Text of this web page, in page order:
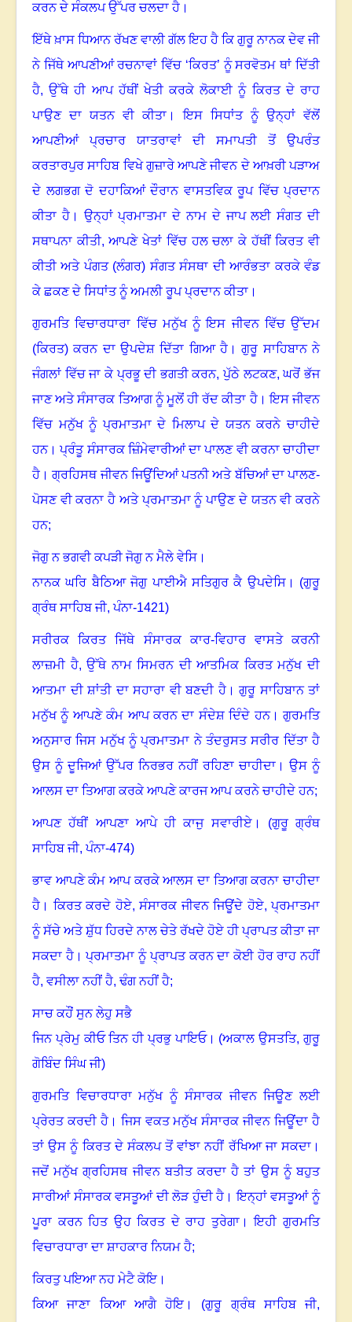
ਕਰਨ ਦੇ ਸੰਕਲਪ ਉੱਪਰ ਚਲਦਾ ਹੈ ।
ਇੱਥੇ ਖ਼ਾਸ ਧਿਆਨ ਰੱਖਣ ਵਾਲੀ ਗੱਲ ਇਹ ਹੈ ਕਿ ਗੁਰੂ ਨਾਨਕ ਦੇਵ ਜੀ
ਨੇ ਜਿੱਥੇ ਆਪਣੀਆਂ ਰਚਨਾਵਾਂ ਵਿੱਚ ‘ਕਿਰਤ’ ਨੂੰ ਸਰਵੋਤਮ ਥਾਂ ਦਿੱਤੀ
ਹੈ, ਉੱਥੇ ਹੀ ਆਪ ਹੱਥੀਂ ਖੇਤੀ ਕਰਕੇ ਲੋਕਾਈ ਨੂੰ ਕਿਰਤ ਦੇ ਰਾਹ
ਪਾਉਣ ਦਾ ਯਤਨ ਵੀ ਕੀਤਾ ।ਇਸ ਸਿਧਾਂਤ ਨੂੰ ਉਨ੍ਹਾਂ ਵੱਲੋਂ
ਆਪਣੀਆਂ ਪ੍ਰਚਾਰ ਯਾਤਰਾਵਾਂ ਦੀ ਸਮਾਪਤੀ ਤੋਂ ਉਪਰੰਤ
ਕਰਤਾਰਪੁਰ ਸਾਹਿਬ ਵਿਖੇ ਗੁਜ਼ਾਰੇ ਆਪਣੇ ਜੀਵਨ ਦੇ ਆਖ਼ਰੀ ਪੜਾਅ
ਦੇ ਲਗਭਗ ਦੋ ਦਹਾਕਿਆਂ ਦੌਰਾਨ ਵਾਸਤਵਿਕ ਰੂਪ ਵਿੱਚ ਪ੍ਰਦਾਨ
ਕੀਤਾ ਹੈ। ਉਨ੍ਹਾਂ ਪ੍ਰਮਾਤਮਾ ਦੇ ਨਾਮ ਦੇ ਜਾਪ ਲਈ ਸੰਗਤ ਦੀ
ਸਥਾਪਨਾ ਕੀਤੀ,ਆਪਣੇ ਖੇਤਾਂ ਵਿੱਚ ਹਲ ਚਲਾ ਕੇ ਹੱਥੀਂ ਕਿਰਤ ਵੀ
ਕੀਤੀ ਅਤੇ ਪੰਗਤ (ਲੰਗਰ) ਸੰਗਤ ਸੰਸਥਾ ਦੀ ਆਰੰਭਤਾ ਕਰਕੇ ਵੰਡ
ਕੇ ਛਕਣ ਦੇ ਸਿਧਾਂਤ ਨੂੰ ਅਮਲੀ ਰੂਪ ਪ੍ਰਦਾਨ ਕੀਤਾ ।
ਗੁਰਮਤਿ ਵਿਚਾਰਧਾਰਾ ਵਿੱਚ ਮਨੁੱਖ ਨੂੰ ਇਸ ਜੀਵਨ ਵਿੱਚ ਉੱਦਮ
(ਕਿਰਤ) ਕਰਨ ਦਾ ਉਪਦੇਸ਼ ਦਿੱਤਾ ਗਿਆ ਹੈ ।ਗੁਰੂ ਸਾਹਿਬਾਨ ਨੇ
ਜੰਗਲਾਂ ਵਿੱਚ ਜਾ ਕੇ ਪ੍ਰਭੂ ਦੀ ਭਗਤੀ ਕਰਨ,ਪੁੱਠੇ ਲਟਕਣ,ਘਰੋਂ ਭੱਜ
ਜਾਣ ਅਤੇ ਸੰਸਾਰਕ ਤਿਆਗ ਨੂੰ ਮੂਲੋਂ ਹੀ ਰੱਦ ਕੀਤਾ ਹੈ।ਇਸ ਜੀਵਨ
ਵਿੱਚ ਮਨੁੱਖ ਨੂੰ ਪ੍ਰਮਾਤਮਾ ਦੇ ਮਿਲਾਪ ਦੇ ਯਤਨ ਕਰਨੇ ਚਾਹੀਦੇ
ਹਨ।ਪ੍ਰੰਤੂ ਸੰਸਾਰਕ ਜ਼ਿੰਮੇਵਾਰੀਆਂ ਦਾ ਪਾਲਣ ਵੀ ਕਰਨਾ ਚਾਹੀਦਾ
ਹੈ ।ਗ੍ਰਹਿਸਥ ਜੀਵਨ ਜਿਊਂਦਿਆਂ ਪਤਨੀ ਅਤੇ ਬੱਚਿਆਂ ਦਾ ਪਾਲਣ-
ਪੋਸਣ ਵੀ ਕਰਨਾ ਹੈ ਅਤੇ ਪ੍ਰਮਾਤਮਾ ਨੂੰ ਪਾਉਣ ਦੇ ਯਤਨ ਵੀ ਕਰਨੇ
ਹਨ;
ਜੋਗੁ ਨ ਭਗਵੀ ਕਪੜੀ ਜੋਗੁ ਨ ਮੈਲੇ ਵੇਸਿ ।
ਨਾਨਕ ਘਰਿ ਬੈਠਿਆ ਜੋਗੁ ਪਾਈਐ ਸਤਿਗੁਰ ਕੈ ਉਪਦੇਸਿ। (ਗੁਰੂ
ਗ੍ਰੰਥ ਸਾਹਿਬ ਜੀ,ਪੰਨਾ-1421)
ਸਰੀਰਕ ਕਿਰਤ ਜਿੱਥੇ ਸੰਸਾਰਕ ਕਾਰ-ਵਿਹਾਰ ਵਾਸਤੇ ਕਰਨੀ
ਲਾਜ਼ਮੀ ਹੈ, ਉੱਥੇ ਨਾਮ ਸਿਮਰਨ ਦੀ ਆਤਮਿਕ ਕਿਰਤ ਮਨੁੱਖ ਦੀ
ਆਤਮਾ ਦੀ ਸ਼ਾਂਤੀ ਦਾ ਸਹਾਰਾ ਵੀ ਬਣਦੀ ਹੈ। ਗੁਰੂ ਸਾਹਿਬਾਨ ਤਾਂ
ਮਨੁੱਖ ਨੂੰ ਆਪਣੇ ਕੰਮ ਆਪ ਕਰਨ ਦਾ ਸੰਦੇਸ਼ ਦਿੰਦੇ ਹਨ।ਗੁਰਮਤਿ
ਅਨੁਸਾਰ ਜਿਸ ਮਨੁੱਖ ਨੂੰ ਪ੍ਰਮਾਤਮਾ ਨੇ ਤੰਦਰੁਸਤ ਸਰੀਰ ਦਿੱਤਾ ਹੈ
ਉਸ ਨੂੰ ਦੂਜਿਆਂ ਉੱਪਰ ਨਿਰਭਰ ਨਹੀਂ ਰਹਿਣਾ ਚਾਹੀਦਾ । ਉਸ ਨੂੰ
ਆਲਸ ਦਾ ਤਿਆਗ ਕਰਕੇ ਆਪਣੇ ਕਾਰਜ ਆਪ ਕਰਨੇ ਚਾਹੀਦੇ ਹਨ;
ਆਪਣ ਹੱਥੀਂ ਆਪਣਾ ਆਪੇ ਹੀ ਕਾਜੁ ਸਵਾਰੀਏ। (ਗੁਰੂ ਗ੍ਰੰਥ
ਸਾਹਿਬ ਜੀ,ਪੰਨਾ-474)
ਭਾਵ ਆਪਣੇ ਕੰਮ ਆਪ ਕਰਕੇ ਆਲਸ ਦਾ ਤਿਆਗ ਕਰਨਾ ਚਾਹੀਦਾ
ਹੈ । ਕਿਰਤ ਕਰਦੇ ਹੋਏ, ਸੰਸਾਰਕ ਜੀਵਨ ਜਿਊਂਦੇ ਹੋਏ, ਪ੍ਰਮਾਤਮਾ
ਨੂੰ ਸੱਚੇ ਅਤੇ ਸ਼ੁੱਧ ਹਿਰਦੇ ਨਾਲ ਚੇਤੇ ਰੱਖਦੇ ਹੋਏ ਹੀ ਪ੍ਰਾਪਤ ਕੀਤਾ ਜਾ
ਸਕਦਾ ਹੈ।ਪ੍ਰਮਾਤਮਾ ਨੂੰ ਪ੍ਰਾਪਤ ਕਰਨ ਦਾ ਕੋਈ ਹੋਰ ਰਾਹ ਨਹੀਂ
ਹੈ, ਵਸੀਲਾ ਨਹੀਂ ਹੈ, ਢੰਗ ਨਹੀਂ ਹੈ;
ਸਾਚ ਕਹੌਂ ਸੁਨ ਲੇਹੁ ਸਭੈ
ਜਿਨ ਪ੍ਰੇਮੁ ਕੀਓ ਤਿਨ ਹੀ ਪ੍ਰਭੁ ਪਾਇਓ। (ਅਕਾਲ ਉਸਤਤਿ,ਗੁਰੂ
ਗੋਬਿੰਦ ਸਿੰਘ ਜੀ)
ਗੁਰਮਤਿ ਵਿਚਾਰਧਾਰਾ ਮਨੁੱਖ ਨੂੰ ਸੰਸਾਰਕ ਜੀਵਨ ਜਿਊਣ ਲਈ
ਪ੍ਰੇਰਤ ਕਰਦੀ ਹੈ। ਜਿਸ ਵਕਤ ਮਨੁੱਖ ਸੰਸਾਰਕ ਜੀਵਨ ਜਿਊਂਦਾ ਹੈ
ਤਾਂ ਉਸ ਨੂੰ ਕਿਰਤ ਦੇ ਸੰਕਲਪ ਤੋਂ ਵਾਂਝਾ ਨਹੀਂ ਰੱਖਿਆ ਜਾ ਸਕਦਾ ।
ਜਦੋਂ ਮਨੁੱਖ ਗ੍ਰਹਿਸਥ ਜੀਵਨ ਬਤੀਤ ਕਰਦਾ ਹੈ ਤਾਂ ਉਸ ਨੂੰ ਬਹੁਤ
ਸਾਰੀਆਂ ਸੰਸਾਰਕ ਵਸਤੂਆਂ ਦੀ ਲੋੜ ਹੁੰਦੀ ਹੈ ।ਇਨ੍ਹਾਂ ਵਸਤੂਆਂ ਨੂੰ
ਪੂਰਾ ਕਰਨ ਹਿਤ ਉਹ ਕਿਰਤ ਦੇ ਰਾਹ ਤੁਰੇਗਾ।ਇਹੀ ਗੁਰਮਤਿ
ਵਿਚਾਰਧਾਰਾ ਦਾ ਸ਼ਾਹਕਾਰ ਨਿਯਮ ਹੈ;
ਕਿਰਤੁ ਪਇਆ ਨਹ ਮੇਟੈ ਕੋਇ।
ਕਿਆ ਜਾਣਾ ਕਿਆ ਆਗੈ ਹੋਇ। (ਗੁਰੂ ਗ੍ਰੰਥ ਸਾਹਿਬ ਜੀ,